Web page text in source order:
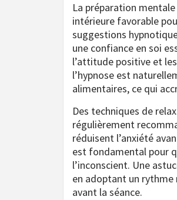
La préparation
intérieure favorable
suggestions
une confiance en soi
l’attitude positive et
l’hypnose est
alimentaires, ce qui
Des techniques de
régulièrement
réduisent l’anxiété
est fondamental pour
l’inconscient. Une
en adoptant un
avant la séance.